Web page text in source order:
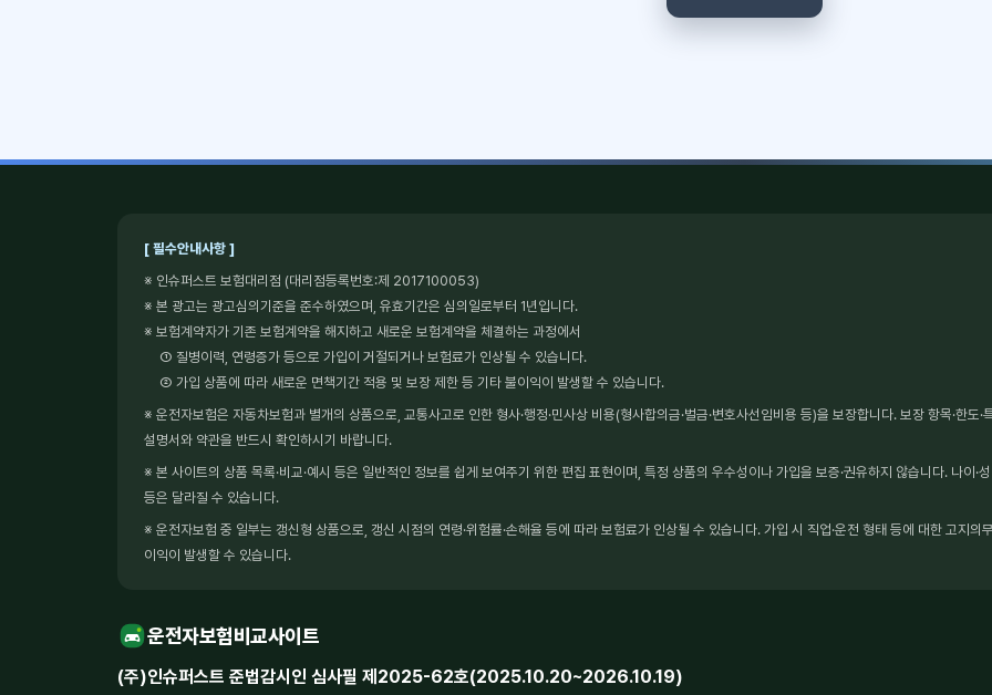
[ 필수안내사항 ]
※ 인슈퍼스트 보험대리점 (대리점등록번호:제 2017100053)
※ 본 광고는 광고심의기준을 준수하였으며, 유효기간은 심의일로부터 1년입니다.
※ 보험계약자가 기존 보험계약을 해지하고 새로운 보험계약을 체결하는 과정에서
① 질병이력, 연령증가 등으로 가입이 거절되거나 보험료가 인상될 수 있습니다.
② 가입 상품에 따라 새로운 면책기간 적용 및 보장 제한 등 기타 불이익이 발생할 수 있습니다.
※ 운전자보험은 자동차보험과 별개의 상품으로, 교통사고로 인한 형사·행정·민사상 비용(형사합의금·벌금·변호사선임비용 등)을 보장합니다. 보장 항목·한도
설명서와 약관을 반드시 확인하시기 바랍니다.
※ 본 사이트의 상품 목록·비교·예시 등은 일반적인 정보를 쉽게 보여주기 위한 편집 표현이며, 특정 상품의 우수성이나 가입을 보증·권유하지 않습니다. 나이·
등은 달라질 수 있습니다.
※ 운전자보험 중 일부는 갱신형 상품으로, 갱신 시점의 연령·위험률·손해율 등에 따라 보험료가 인상될 수 있습니다. 가입 시 직업·운전 형태 등에 대한 고지
이익이 발생할 수 있습니다.
운전자보험비교사이트
(주)인슈퍼스트 준법감시인 심사필 제2025-62호(2025.10.20~2026.10.19)